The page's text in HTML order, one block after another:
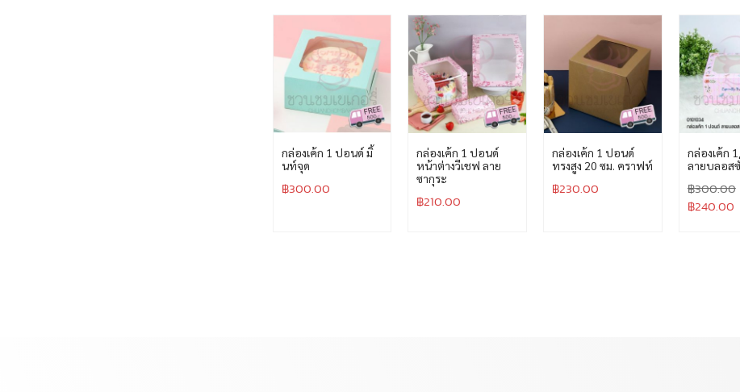
กล่องเค้ก 1 ปอนด์ มิ้
นท์จุด
฿300.00
กล่องเค้ก 1 ปอนด์
หน้าต่างวีเชฟ ลาย
ซากุระ
฿210.00
กล่องเค้ก 1 ปอนด์
ทรงสูง 20 ซม. คราฟท์
฿230.00
กล่องเค้ก
ลายบลอส
฿300.00
฿240.00